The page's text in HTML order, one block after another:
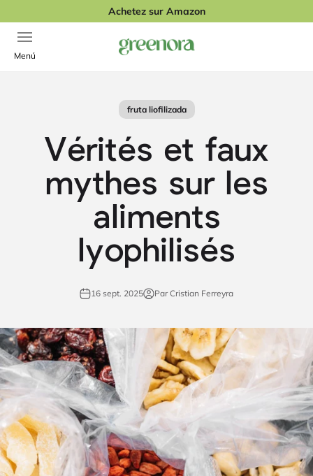
Achetez sur Amazon
Ouvrir la navigation
Menú
Greenora
fruta liofilizada
Vérités et faux
mythes sur les
aliments
lyophilisés
16 sept. 2025 Par Cristian Ferreyra